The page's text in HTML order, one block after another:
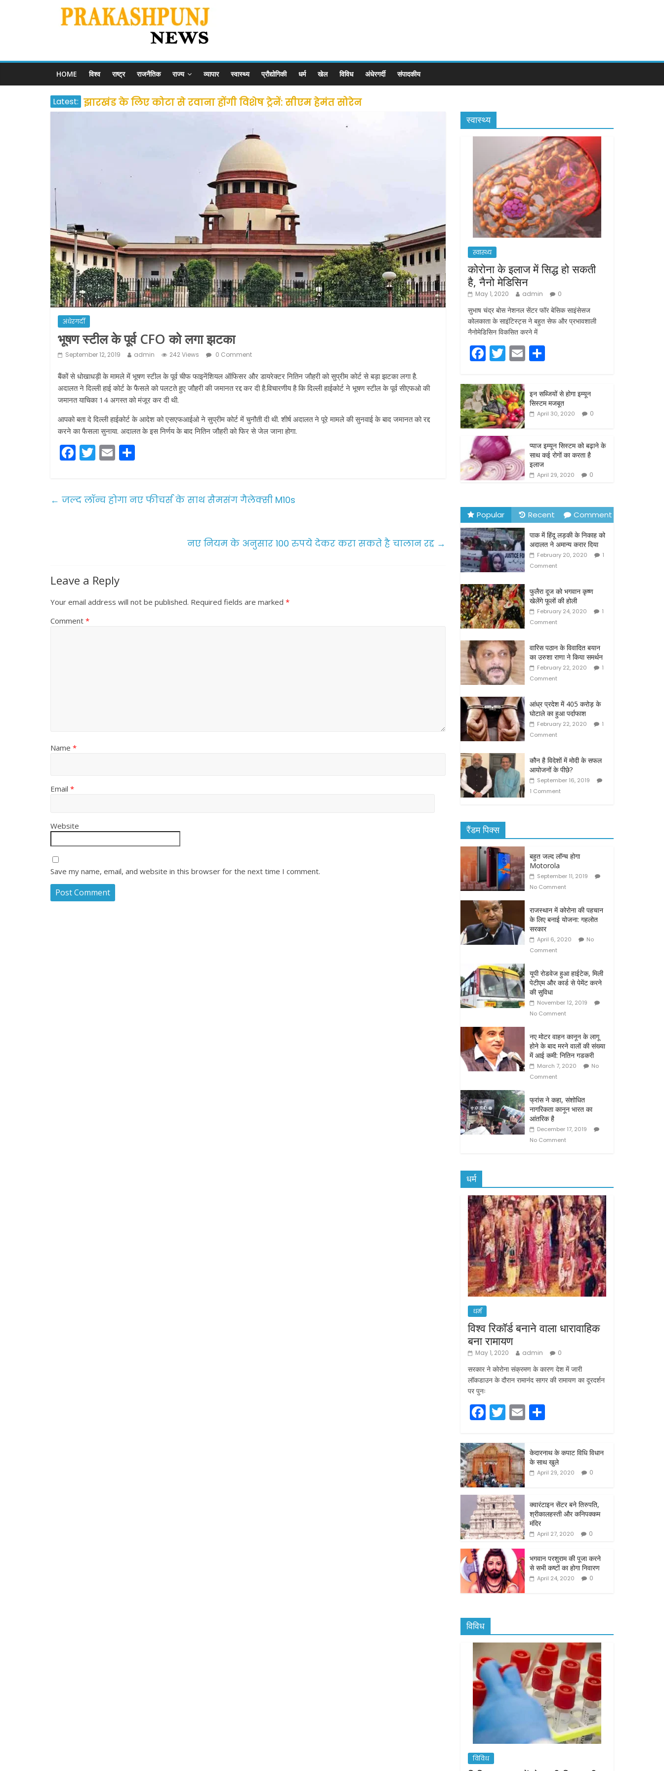
HOME विश्व राष्ट्र राजनैतिक राज्य व्यापार स्वास्थ्य प्रौद्योगिकी धर्म खेल विविध अंधेरगर्दी संपादकीय
Latest: झारखंड के लिए कोटा से रवाना होंगी विशेष ट्रेनें: सीएम हेमंत सोरेन
प्रवासियों व मजदूरों को दी गई छूट के बाद लोगो ने कराया पंजीयन: राजस्थान सरकार
शराब और पान की दुकानों को ग्रीन जोन में खोलने की मिली इजाजत: गृह मंत्रालय
दो हफ्ते के लिए बढ़ाया लॉकडाउन: गृह मंत्रालय
अंधेरगर्दी
भूषण स्टील के पूर्व CFO को लगा झटका
September 12, 2019 admin 242 Views 0 Comment
बैंकों से धोखाधड़ी के मामले में भूषण स्टील के पूर्व चीफ फाइनेंशियल ऑफिसर और डायरेक्टर नितिन जौहरी को सुप्रीम कोर्ट से बड़ा झटका लगा है.
अदालत ने दिल्ली हाई कोर्ट के फैसले को पलटते हुए जौहरी की जमानत रद्द कर दी है.विचारणीय है कि दिल्ली हाईकोर्ट ने भूषण स्टील के पूर्व सीएफओ की
जमानत याचिका 14 अगस्त को मंजूर कर दी थी.
आपको बता दे दिल्ली हाईकोर्ट के आदेश को एसएफआईओ ने सुप्रीम कोर्ट में चुनौती दी थी. शीर्ष अदालत ने पूरे मामले की सुनवाई के बाद जमानत को रद्द
करने का फैसला सुनाया. अदालत के इस निर्णय के बाद नितिन जौहरी को फिर से जेल जाना होगा.
F
a
e
T
w
er
E
m
l e
← जल्द लॉन्च होगा नए फीचर्स के साथ सैमसंग गैलेक्सी M10s
नए नियम के अनुसार 100 रुपये देकर करा सकते है चालान रद्द →
Leave a Reply
Your email address will not be published. Required fields are marked *
Comment *
Name *
Email *
Website
Save my name, email, and website in this browser for the next time I comment.
स्वास्थ्य
स्वास्थ्य
कोरोना के इलाज में सिद्ध हो सकती
है, नैनो मेडिसिन
May 1, 2020 admin 0
सुभाष चंद्र बोस नेशनल सेंटर फॉर बेसिक साइंसेसज
कोलकाता के साइंटिस्ट्स ने बहुत सेफ और प्रभावशाली
नैनोमेडिसिन विकसित करने में
F
a
c
e
b
o
o
k
T
w
itt
er
E
m
ar
e
इन सब्जियों से होगा इम्यून
सिस्टम मजबूत
April 30, 2020 0
प्याज इम्यून सिस्टम को बढ़ाने के
साथ कई रोगों का करता है
इलाज
April 29, 2020 0
Popular Recent Comment
पाक में हिंदू लड़की के निकाह को
अदालत ने अमान्य करार दिया
February 20, 2020
1
Comment
फुलैरा दूज को भगवान कृष्ण
खेलेंगे फूलों की होली
February 24, 2020
1
Comment
वारिस पठान के विवादित बयान
का उरुशा राणा ने किया समर्थन
February 22, 2020
1
Comment
आंध्र प्रदेश में 405 करोड़ के
घोटाले का हुआ पर्दाफाश
February 22, 2020
1
Comment
कौन है विदेशों में मोदी के सफल
आयोजनों के पीछे?
September 16, 2019
1 Comment
रैंडम पिक्स
बहुत जल्द लॉन्च होगा
Motorola
September 11, 2019
No Comment
राजस्थान में कोरोना की पहचान
के लिए बनाई योजना: गहलोत
सरकार
April 6, 2020
No
Comment
यूपी रोडवेज हुआ हाईटेक, मिली
पेटीएम और कार्ड स‍े पेमेंट करने
की सुविधा
November 12, 2019
No Comment
नए मोटर वाहन कानून के लागू
होने के बाद मरने वालों की संख्या
में आई कमी: नितिन गडकरी
March 7, 2020
No
Comment
फ्रांस ने कहा, संशोधित
नागरिकता कानून भारत का
आंतरिक है
December 17, 2019
No Comment
धर्म
धर्म
विश्व रिकॉर्ड बनाने वाला धारावाहिक
बना रामायण
May 1, 2020 admin 0
सरकार ने कोरोना संक्रमण के कारण देश में जारी
लॉकडाउन के दौरान रामानंद सागर की रामायण का दूरदर्शन
पर पुनः
F
a
c
e
b
o
o
k
T
w
itt
er
E
m
ai ar
e
केदारनाथ के कपाट विधि विधान
के साथ खुले
April 29, 2020 0
क्वारंटाइन सेंटर बने तिरुपति,
श्रीकालहस्ती और कनिपक्कम
मंदिर
April 27, 2020 0
भगवान परशुराम की पूजा करने
से सभी कष्टों का होगा निवारण
April 24, 2020 0
विविध
विविध